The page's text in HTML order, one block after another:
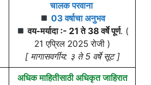
चालक परवाना
03 वर्षाचा अनुभव
वय-मर्यादा :- 21 ते 38 वर्षे पूर्ण. (
21 एप्रिल 2025 रोजी )
[ मागासवर्गीय: ३ ते 5 वर्षे सूट ]
अधिक माहितीसाठी अधिकृत जाहिरात